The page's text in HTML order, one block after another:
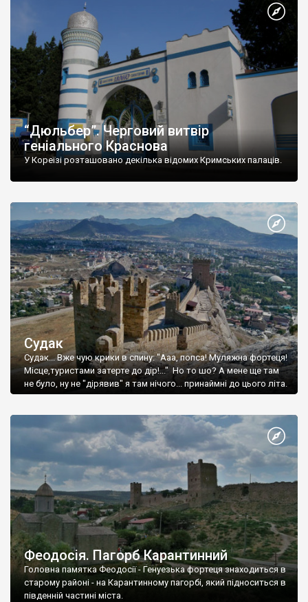
“Дюльбер”. Черговий витвір
геніального Краснова
У Кореїзі розташовано декілька відомих Кримських палаців.
Судак
Судак... Вже чую крики в спину: "Ааа, попса! Муляжна фортеця!
Місце,туристами затерте до дір!..." Но то шо? А мене ще там
не було, ну не "дірявив" я там нічого... принаймні до цього літа.
Феодосія. Пагорб Карантинний
Головна памятка Феодосії - Генуезька фортеця знаходиться в
старому районі - на Карантинному пагорбі, який підноситься в
південній частині міста.